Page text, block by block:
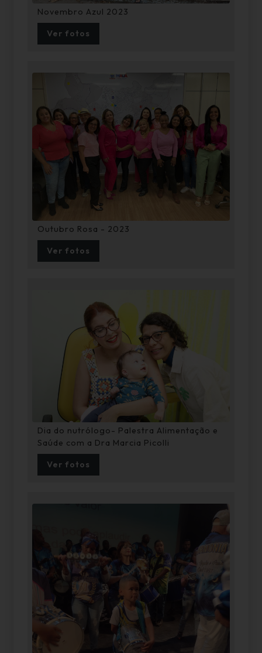
Novembro Azul 2023
Ver fotos
Outubro Rosa - 2023
Ver fotos
Dia do nutrólogo- Palestra Alimentação e
Saúde com a Dra Marcia Picolli
Ver fotos